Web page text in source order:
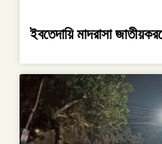
ইবতেদায়ি মাদরাসা